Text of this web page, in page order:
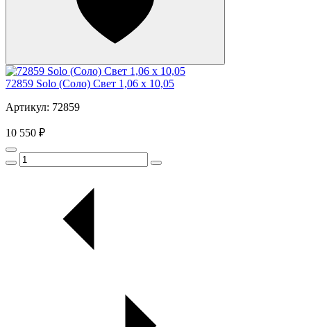
72859 Solo (Соло) Свет 1,06 х 10,05
Артикул: 72859
10 550 ₽